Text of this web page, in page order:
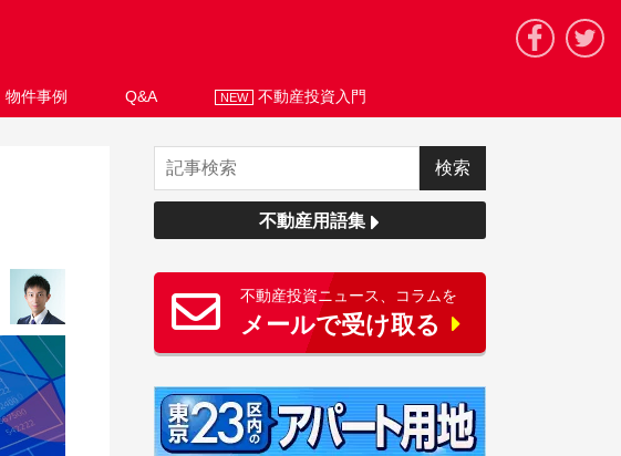
物件事例 Q&A NEW 不動産投資入門
不動産用語集
不動産投資ニュース、コラムを
メールで受け取る